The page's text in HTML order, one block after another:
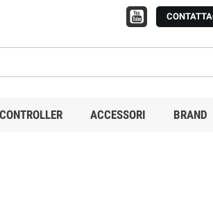
CONTROLLER ACCESSORI BRAND